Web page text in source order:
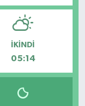
İKINDI
05:14